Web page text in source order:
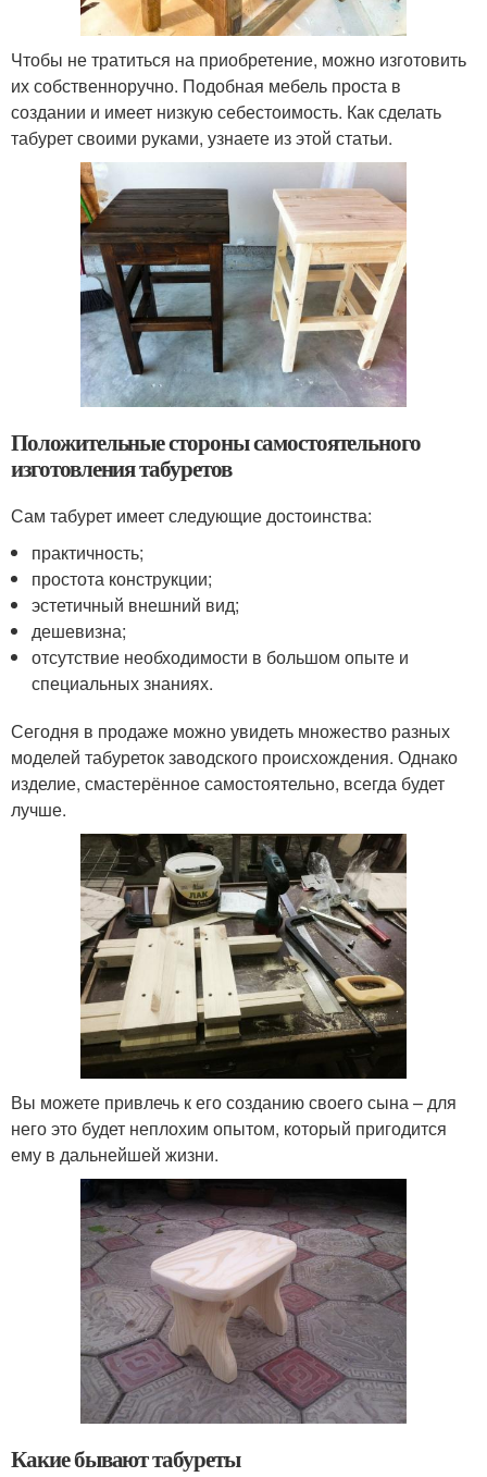
Чтобы не тратиться на приобретение, можно изготовить
их собственноручно. Подобная мебель проста в
создании и имеет низкую себестоимость. Как сделать
табурет своими руками, узнаете из этой статьи.
Положительные стороны самостоятельного
изготовления табуретов
Сам табурет имеет следующие достоинства:
практичность;
простота конструкции;
эстетичный внешний вид;
дешевизна;
отсутствие необходимости в большом опыте и
специальных знаниях.
Сегодня в продаже можно увидеть множество разных
моделей табуреток заводского происхождения. Однако
изделие, смастерённое самостоятельно, всегда будет
лучше.
Вы можете привлечь к его созданию своего сына – для
него это будет неплохим опытом, который пригодится
ему в дальнейшей жизни.
Какие бывают табуреты